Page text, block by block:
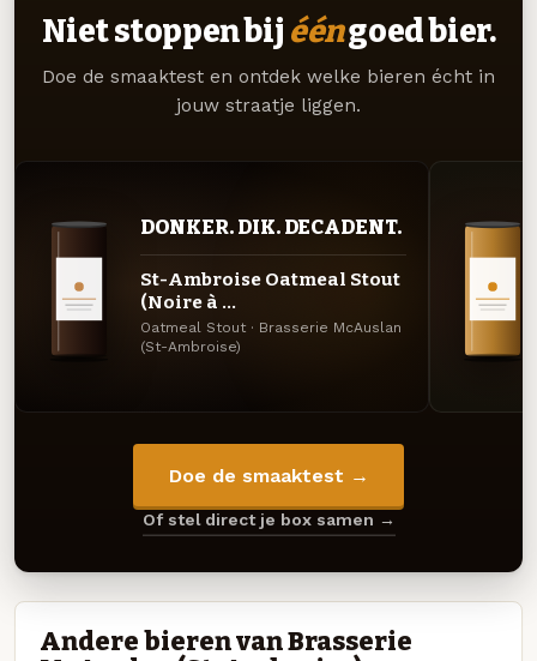
Niet stoppen bij ééngoed bier.
Doe de smaaktest en ontdek welke bieren écht in
jouw straatje liggen.
DONKER. DIK. DECADENT.
St-Ambroise Oatmeal Stout
(Noire à ...
Oatmeal Stout · Brasserie McAuslan
(St-Ambroise)
Doe de smaaktest →
Of stel direct je box samen →
Andere bieren van Brasserie